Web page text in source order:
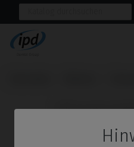
                      PSD Locator Prothese